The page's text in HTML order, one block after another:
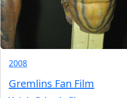
2008
Gremlins Fan Film